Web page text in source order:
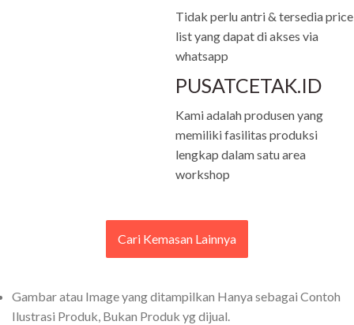
Tidak perlu antri & tersedia price
list yang dapat di akses via
whatsapp
PUSATCETAK.ID
Kami adalah produsen yang
memiliki fasilitas produksi
lengkap dalam satu area
workshop
Cari Kemasan Lainnya
Cari Kemasan Lainnya
Gambar atau Image yang ditampilkan Hanya sebagai Contoh
Ilustrasi Produk, Bukan Produk yg dijual.